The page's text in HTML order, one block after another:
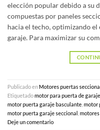
elección popular debido a su
compuestas por paneles
hacia el techo, optimizando
garaje. Para maximizar su
Publicado en Motores puertas
Etiquetadomotor para puerta de garaje
motor puerta garaje basculante motor
motor puerta garaje seccional
Deje un comentario